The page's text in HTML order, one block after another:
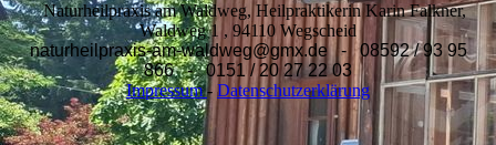
Naturheilpraxis am Waldweg, Heilpraktikerin Karin Falkner,
Waldweg 1 , 94110 Wegscheid
naturheilpraxis-am-waldweg@gmx.de - 08592 / 93 95
866 - 0151 / 20 27 22 03
Impressum- Datenschutzerklärung